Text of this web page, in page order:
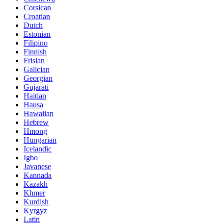
Corsican
Croatian
Dutch
Estonian
Filipino
Finnish
Frisian
Galician
Georgian
Gujarati
Haitian
Hausa
Hawaiian
Hebrew
Hmong
Hungarian
Icelandic
Igbo
Javanese
Kannada
Kazakh
Khmer
Kurdish
Kyrgyz
Latin